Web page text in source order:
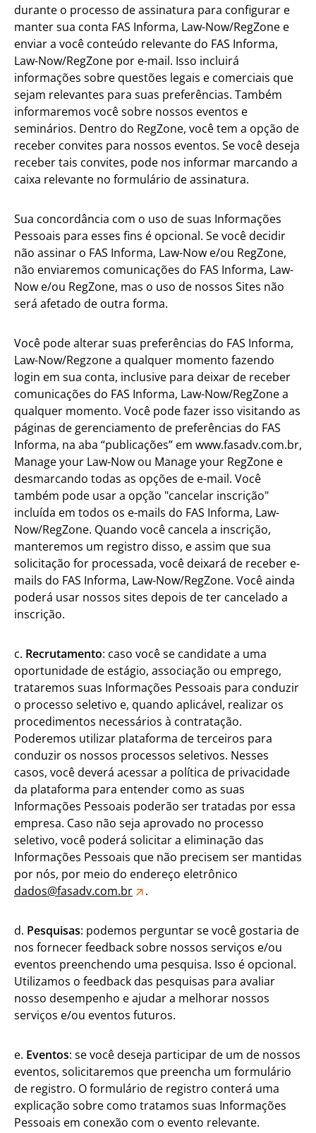
durante o processo de assinatura para configurar e
manter sua conta FAS Informa, Law-Now/RegZone e
enviar a você conteúdo relevante do FAS Informa,
Law-Now/RegZone por e-mail. Isso incluirá
informações sobre questões legais e comerciais que
sejam relevantes para suas preferências. Também
informaremos você sobre nossos eventos e
seminários. Dentro do RegZone, você tem a opção de
receber convites para nossos eventos. Se você deseja
receber tais convites, pode nos informar marcando a
caixa relevante no formulário de assinatura.
Sua concordância com o uso de suas Informações
Pessoais para esses fins é opcional. Se você decidir
não assinar o FAS Informa, Law-Now e/ou RegZone,
não enviaremos comunicações do FAS Informa, Law-
Now e/ou RegZone, mas o uso de nossos Sites não
será afetado de outra forma.
Você pode alterar suas preferências do FAS Informa,
Law-Now/Regzone a qualquer momento fazendo
login em sua conta, inclusive para deixar de receber
comunicações do FAS Informa, Law-Now/RegZone a
qualquer momento. Você pode fazer isso visitando as
páginas de gerenciamento de preferências do FAS
Informa, na aba “publicações” em www.fasadv.com.br,
Manage your Law-Now ou Manage your RegZone e
desmarcando todas as opções de e-mail. Você
também pode usar a opção "cancelar inscrição"
incluída em todos os e-mails do FAS Informa, Law-
Now/RegZone. Quando você cancela a inscrição,
manteremos um registro disso, e assim que sua
solicitação for processada, você deixará de receber e-
mails do FAS Informa, Law-Now/RegZone. Você ainda
poderá usar nossos sites depois de ter cancelado a
inscrição.
c. Recrutamento: caso você se candidate a uma
oportunidade de estágio, associação ou emprego,
trataremos suas Informações Pessoais para conduzir
o processo seletivo e, quando aplicável, realizar os
procedimentos necessários à contratação.
Poderemos utilizar plataforma de terceiros para
conduzir os nossos processos seletivos. Nesses
casos, você deverá acessar a política de privacidade
da plataforma para entender como as suas
Informações Pessoais poderão ser tratadas por essa
empresa. Caso não seja aprovado no processo
seletivo, você poderá solicitar a eliminação das
Informações Pessoais que não precisem ser mantidas
por nós, por meio do endereço eletrônico
dados@fasadv.com.br
.
d. Pesquisas: podemos perguntar se você gostaria de
nos fornecer feedback sobre nossos serviços e/ou
eventos preenchendo uma pesquisa. Isso é opcional.
Utilizamos o feedback das pesquisas para avaliar
nosso desempenho e ajudar a melhorar nossos
serviços e/ou eventos futuros.
e. Eventos: se você deseja participar de um de nossos
eventos, solicitaremos que preencha um formulário
de registro. O formulário de registro conterá uma
explicação sobre como tratamos suas Informações
Pessoais em conexão com o evento relevante.